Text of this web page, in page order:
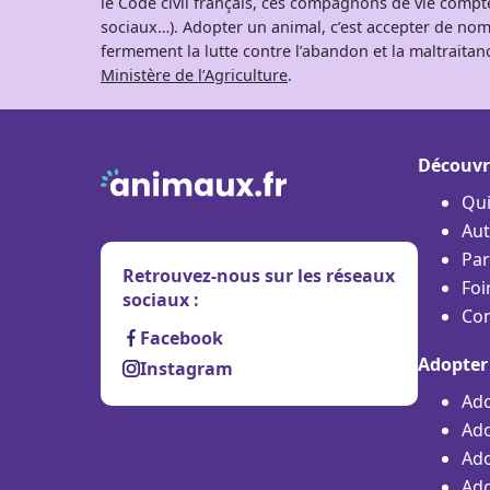
Berger Portugais
Berger Yougoslave
Bichon à poil frisé
Bichon Maltais
Black and Tan
Manteau
Masque
sociaux…). Adopter un animal, c’est accepter de
fermement la lutte contre l’abandon et la
Ministère de l’Agriculture.
Retrouvez-nous sur les réseaux
sociaux :
Facebook
Instagram
Adopter